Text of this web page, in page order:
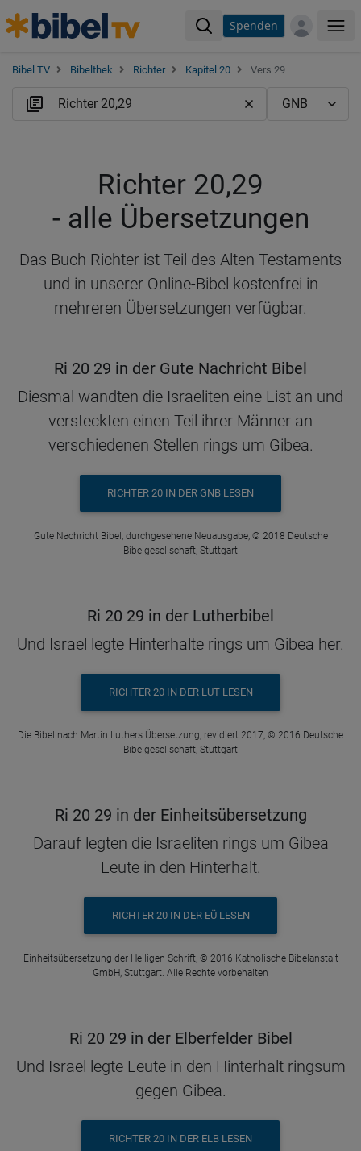
Spenden
Bibel TV Bibelthek Richter Kapitel 20 Vers 29
Richter 20,29
- alle Übersetzungen
Das Buch Richter ist Teil des Alten Testaments
und in unserer Online-Bibel kostenfrei in
mehreren Übersetzungen verfügbar.
Ri 20 29 in der Gute Nachricht Bibel
Diesmal wandten die Israeliten eine List an und
versteckten einen Teil ihrer Männer an
verschiedenen Stellen rings um Gibea.
RICHTER 20 IN DER GNB LESEN
Gute Nachricht Bibel, durchgesehene Neuausgabe, © 2018 Deutsche
Bibelgesellschaft, Stuttgart
Ri 20 29 in der Lutherbibel
Und Israel legte Hinterhalte rings um Gibea her.
RICHTER 20 IN DER LUT LESEN
Die Bibel nach Martin Luthers Übersetzung, revidiert 2017, © 2016 Deutsche
Bibelgesellschaft, Stuttgart
Ri 20 29 in der Einheitsübersetzung
Darauf legten die Israeliten rings um Gibea
Leute in den Hinterhalt.
RICHTER 20 IN DER EÜ LESEN
Einheitsübersetzung der Heiligen Schrift, © 2016 Katholische Bibelanstalt
GmbH, Stuttgart. Alle Rechte vorbehalten
Ri 20 29 in der Elberfelder Bibel
Und Israel legte Leute in den Hinterhalt ringsum
gegen Gibea.
RICHTER 20 IN DER ELB LESEN